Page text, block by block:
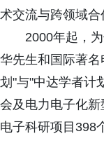
术交流与跨领域合
2000年起，
华先生和国际著
划"与"中达学者计
会及电力电子化
电子科研项目398